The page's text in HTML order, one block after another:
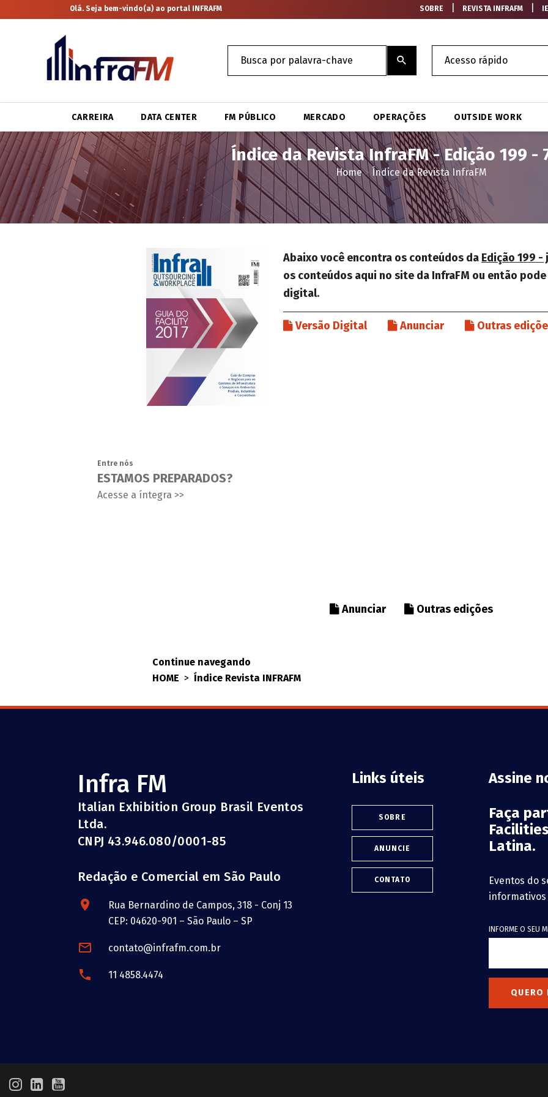
Olá. Seja bem-vindo(a) ao portal INFRAFM SOBRE REVISTA INFRAFM
CARREIRA DATA CENTER FM PÚBLICO MERCADO OPERAÇÕES OUTSIDE WORK
Índice da Revista InfraFM - Edição 199 -
Home> Índice da Revista InfraFM
Abaixo você encontra os conteúdos da Edição 199 -
os conteúdos aqui no site da InfraFM ou então
digital.
Versão Digital Anunciar Outras
Entre nós
ESTAMOS PREPARADOS?
Acesse a íntegra >>
Anunciar Outras edições
Continue navegando
HOME > Índice Revista INFRAFM
Infra FM
Italian Exhibition Group Brasil Eventos
Ltda.
CNPJ 43.946.080/0001-85
Redação e Comercial em São Paulo
Rua Bernardino de Campos, 318 - Conj 13
CEP: 04620-901 – São Paulo – SP
contato@infrafm.com.br
11 4858.4474
Links úteis
SOBRE
ANUNCIE
CONTATO
Assine
Faça
Latina.
Eventos do
informativos
INFORME O SEU
QUERO